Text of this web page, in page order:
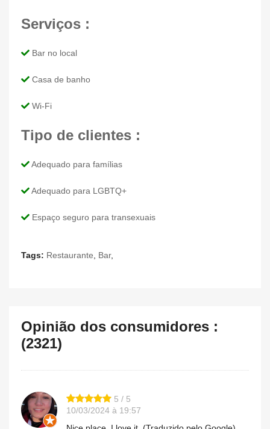
Serviços :
Bar no local
Casa de banho
Wi-Fi
Tipo de clientes :
Adequado para famílias
Adequado para LGBTQ+
Espaço seguro para transexuais
Tags: Restaurante Bar,
Opinião dos consumidores :
(2321)
5 / 5
10/03/2024 à 19:57